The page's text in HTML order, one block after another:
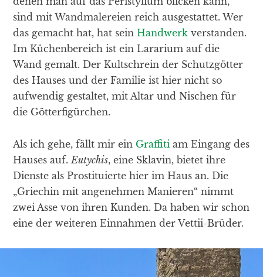
sind mit Wandmalereien reich ausgestattet. Wer
das gemacht hat, hat seinHandwerk verstanden.
Im Küchenbereich ist ein Lararium auf die
Wand gemalt. Der Kultschrein der Schutzgötter
des Hauses und der Familie ist hier nicht so
aufwendig gestaltet, mit Altar und Nischen für
die Götterfigürchen.
Als ich gehe, fällt mir ein Graffitiam Eingang des
Hauses auf.Eutychis, eine Sklavin, bietet ihre
Dienste als Prostituierte hier im Haus an. Die
„Griechin mit angenehmen Manieren“ nimmt
zwei Asse von ihren Kunden. Da haben wir schon
eine der weiteren Einnahmen der Vettii-Brüder.